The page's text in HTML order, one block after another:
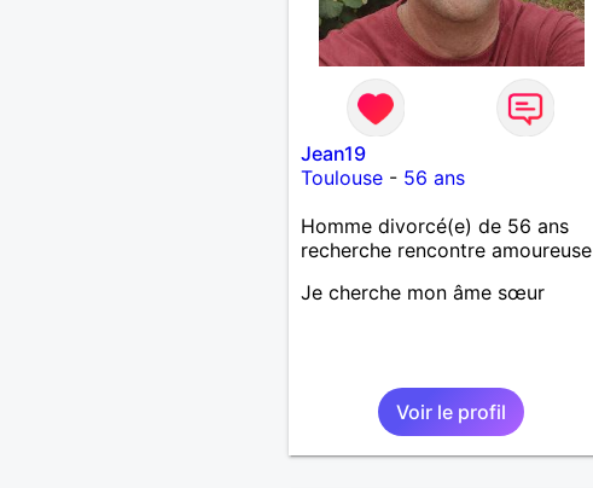
Jean19
Toulouse- 56 ans
Homme divorcé(e) de 56 ans
recherche rencontre amoureuse
Je cherche mon âme sœur
Voir le profil